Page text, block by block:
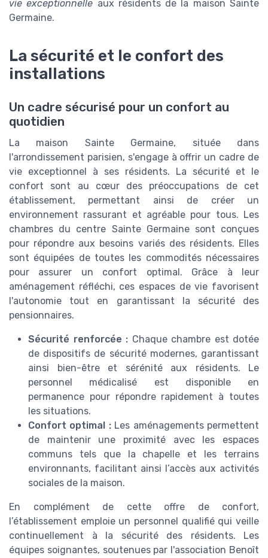
vie exceptionnelle aux résidents de la maison Sainte
Germaine.
La sécurité et le confort des
installations
Un cadre sécurisé pour un confort au
quotidien
La maison Sainte Germaine, située dans
l'arrondissement parisien, s'engage à offrir un cadre de
vie exceptionnel à ses résidents. La sécurité et le
confort sont au cœur des préoccupations de cet
établissement, permettant ainsi de créer un
environnement rassurant et agréable pour tous. Les
chambres du centre Sainte Germaine sont conçues
pour répondre aux besoins variés des résidents. Elles
sont équipées de toutes les commodités nécessaires
pour assurer un confort optimal. Grâce à leur
aménagement réfléchi, ces espaces de vie favorisent
l'autonomie tout en garantissant la sécurité des
pensionnaires.
Sécurité renforcée : Chaque chambre est dotée
de dispositifs de sécurité modernes, garantissant
ainsi bien-être et sérénité aux résidents. Le
personnel médicalisé est disponible en
permanence pour répondre rapidement à toutes
les situations.
Confort optimal :Les aménagements permettent
de maintenir une proximité avec les espaces
communs tels que la chapelle et les terrains
environnants, facilitant ainsi l’accès aux activités
sociales de la maison.
En complément de cette offre de confort,
l’établissement emploie un personnel qualifié qui veille
continuellement à la sécurité des résidents. Les
équipes soignantes, soutenues par l'association Benoît